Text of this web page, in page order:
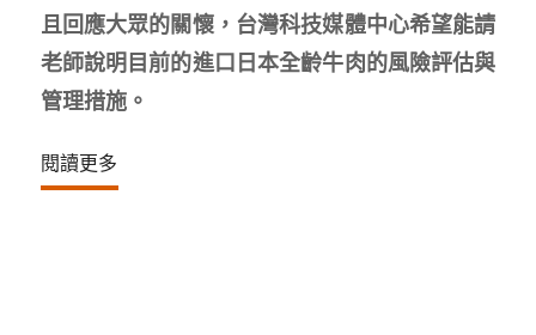
且回應大眾的關懷，台灣科技媒體中心希望能請
老師說明目前的進口日本全齡牛肉的風險評估與
管理措施。
閱讀更多